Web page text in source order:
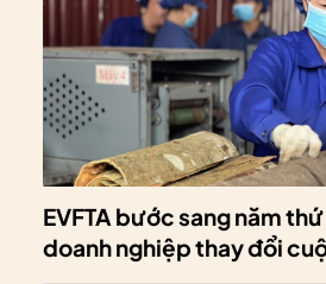
EVFTA bước sang năm
doanh nghiệp thay đổi